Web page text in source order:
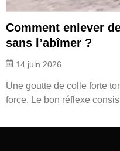
Comment enlever
sans l’abîmer ?
14 juin 2026
Une goutte de colle forte
force. Le bon réflexe